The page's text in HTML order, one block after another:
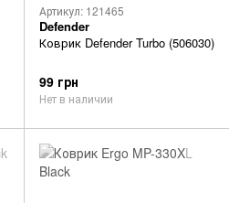
Артикул: 121465
Defender
Коврик Defender Turbo (506030)
99 грн
Нет в наличии